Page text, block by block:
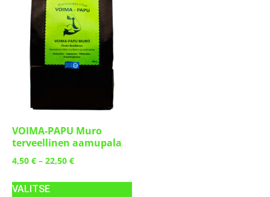
VOIMA-PAPU Muro
terveellinen aamupala
4,50 € – 22,50 €
VALITSE